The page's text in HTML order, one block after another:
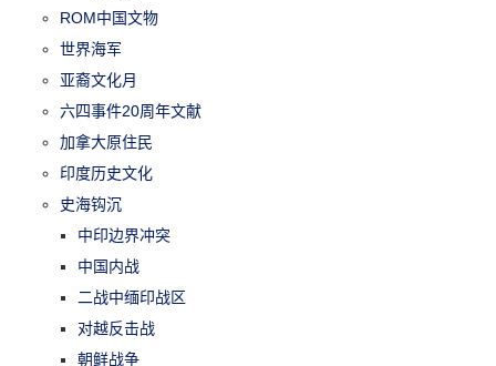
ROM中国文物
世界海军
亚裔文化月
六四事件20周年文献
加拿大原住民
印度历史文化
史海钩沉
中印边界冲突
中国内战
二战中缅印战区
对越反击战
朝鲜战争